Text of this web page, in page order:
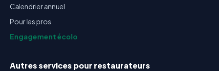
Calendrier annuel
Pour les pros
Engagement écolo
Autres services pour restaurateurs